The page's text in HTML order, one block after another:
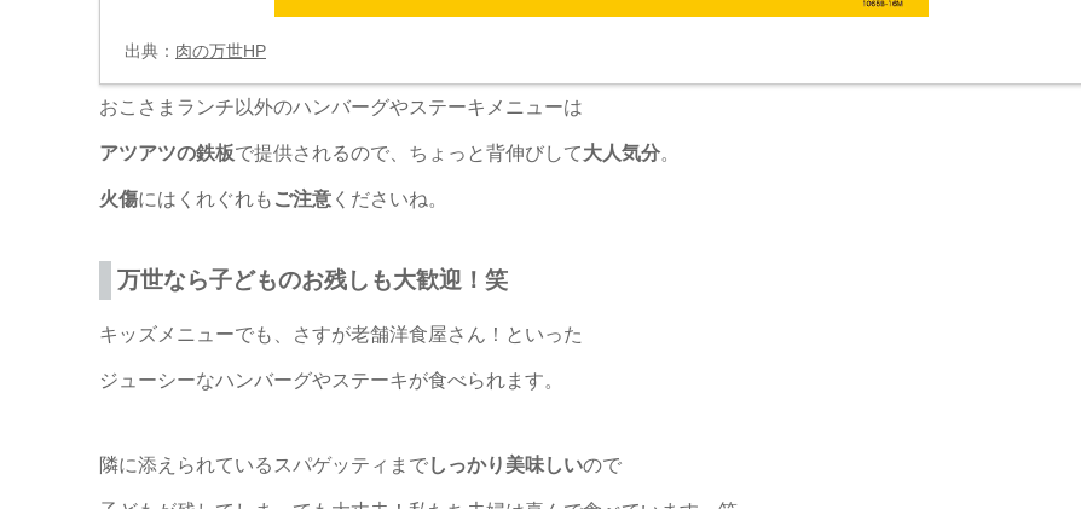
出典： 肉の万世HP
おこさまランチ以外のハンバーグやステーキメニューは
アツアツの鉄板で提供されるので、ちょっと背伸びして大人気分。
火傷にはくれぐれも ご注意 くださいね。
万世なら子どものお残しも大歓迎！笑
キッズメニューでも、さすが老舗洋食屋さん！といった
ジューシーなハンバーグやステーキが食べられます。
隣に添えられているスパゲッティまで しっかり美味しいので